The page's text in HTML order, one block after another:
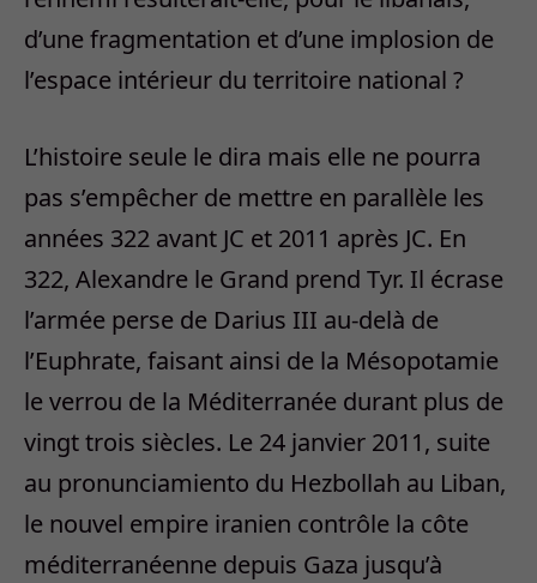
d’une fragmentation et d’une implosion de
l’espace intérieur du territoire national ?
L’histoire seule le dira mais elle ne pourra
pas s’empêcher de mettre en parallèle les
années 322 avant JC et 2011 après JC. En
322, Alexandre le Grand prend Tyr. Il écrase
l’armée perse de Darius III au-delà de
l’Euphrate, faisant ainsi de la Mésopotamie
le verrou de la Méditerranée durant plus de
vingt trois siècles. Le 24 janvier 2011, suite
au pronunciamiento du Hezbollah au Liban,
le nouvel empire iranien contrôle la côte
méditerranéenne depuis Gaza jusqu’à